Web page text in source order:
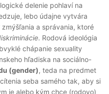
delenie pohlaví na
lebo údajne vytvára
zmýšľania a správania, ktoré
. Rodová ideológia
chápanie sexuality
hľadiska na sociálno-
(gender), teda na predmet
seba samého tak, aby si
je alebo kým chce (rodovo)